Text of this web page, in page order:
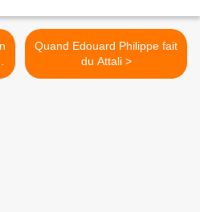
Quand Edouard Philippe fait
du Attali >